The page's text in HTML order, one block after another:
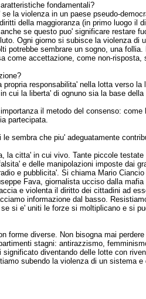
fondamentali?
la violenza in un paese pseudo-
della maggioranza (in primo luogo il
se questo puo' significare restare
Ogni giorno si subisce la violenza
potrebbe sembrare un sogno, una
accettazione, come non-risposta,
responsabilita' nella lotta verso la
cui la liberta' di ognuno sia la base della
il metodo del consenso: come
partecipata.
sembra che piu' adeguatamente
la citta' in cui vivo. Tante piccole
e delle manipolazioni imposte dai
e pubblicita'. Si chiama Mario
Fava, giornalista ucciso dalla
e violenta il diritto dei cittadini ad
informazione dal basso.
si e' uniti le forze si moltiplicano e si
diverse. Non bisogna mai
stagni: antirazzismo,
diventando delle lotte con
subendo la violenza di un sistema